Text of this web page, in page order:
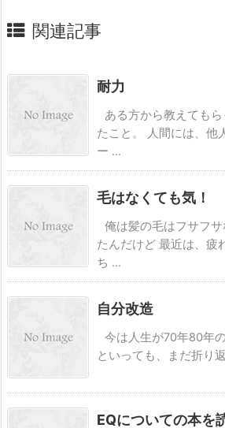
関連記事
耐力
ある方から教えても
たこと。 人間には、他
ー ...
毛はなくても気！
俺は髪の毛はフサフ
たんだけど 最近は、疲
ち ...
自分改造
今は人生が70年80年
といっても、まだ折り
EQについての本を